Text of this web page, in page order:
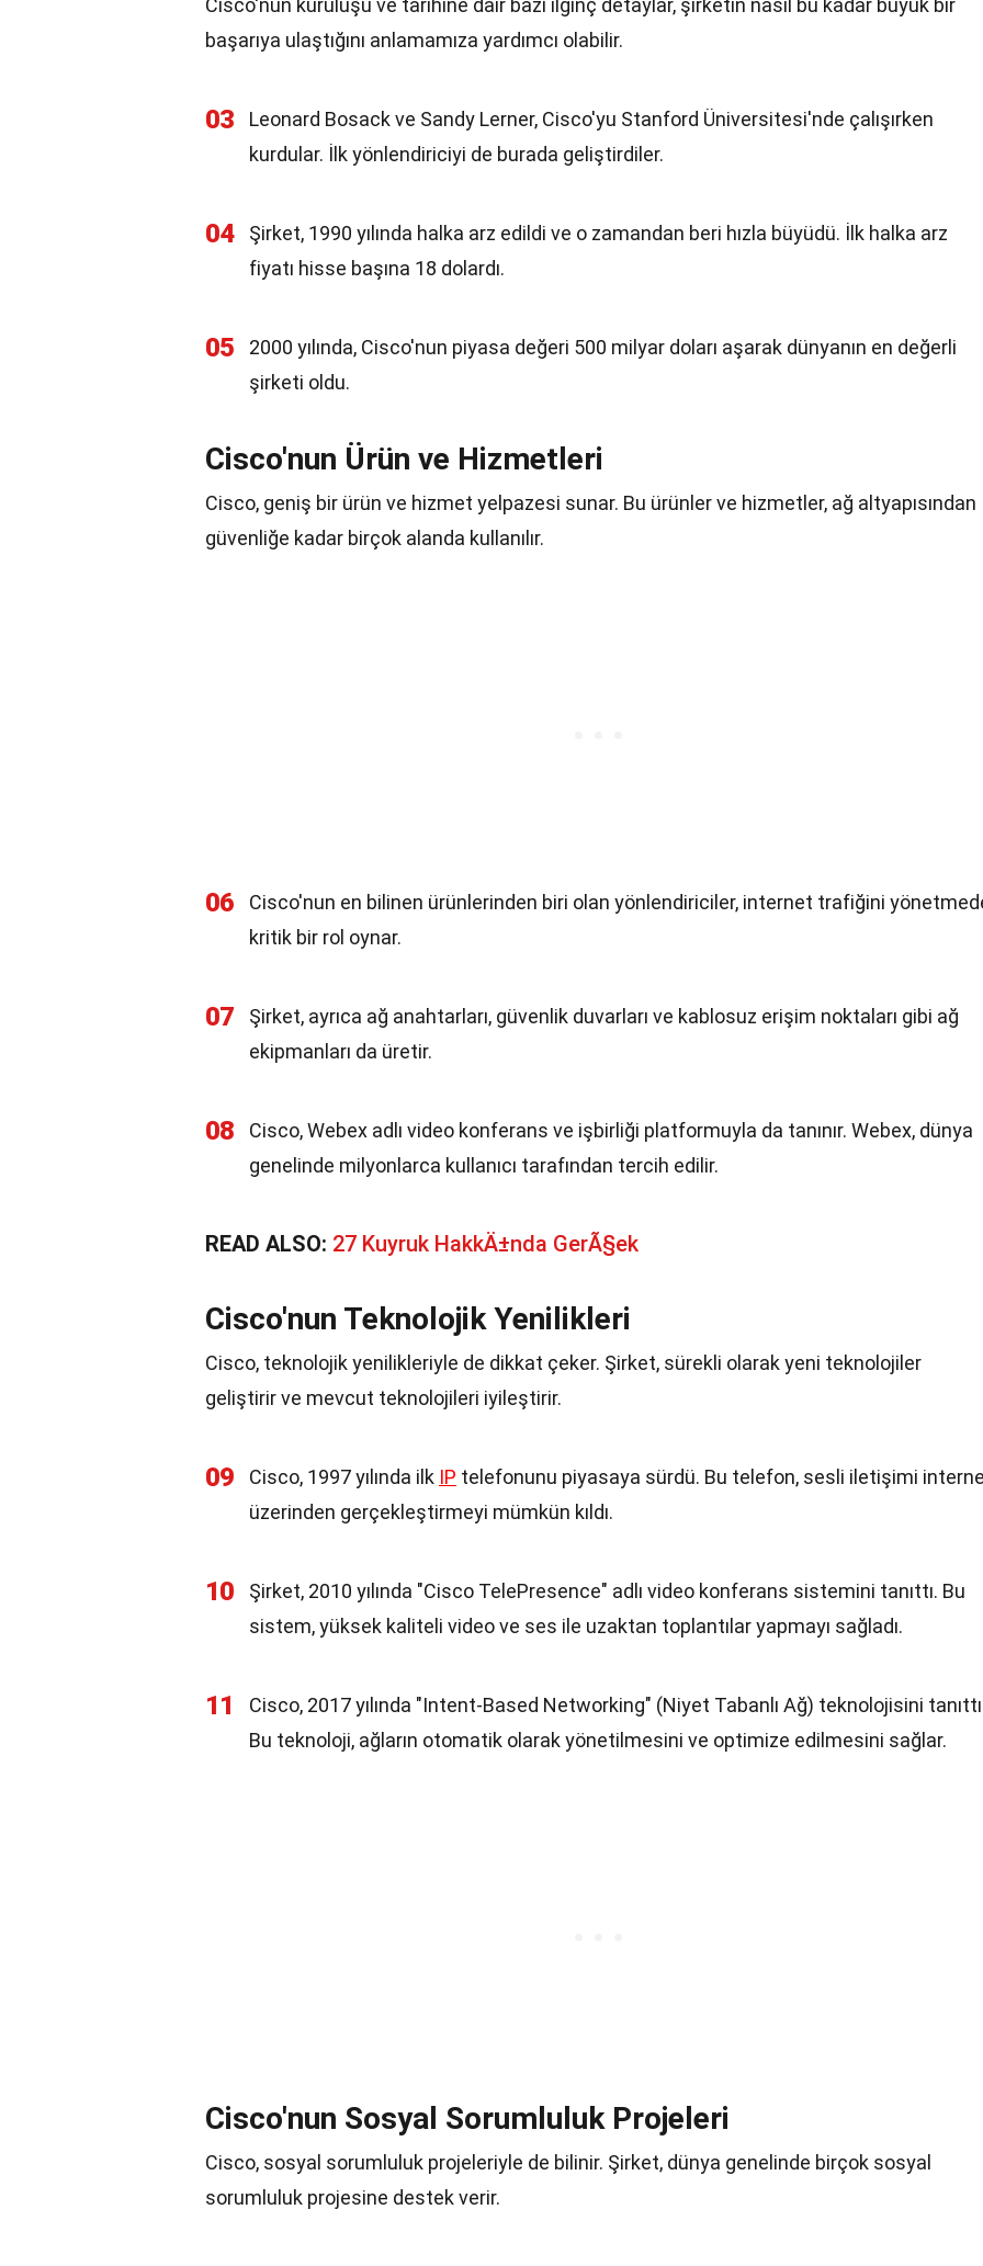
Cisco'nun kuruluşu ve tarihine dair bazı ilginç detaylar, şirketin nasıl bu kadar büyük bir
başarıya ulaştığını anlamamıza yardımcı olabilir.
03
Leonard Bosack ve Sandy Lerner, Cisco'yu Stanford Üniversitesi'nde çalışırken
kurdular. İlk yönlendiriciyi de burada geliştirdiler.
04
Şirket, 1990 yılında halka arz edildi ve o zamandan beri hızla büyüdü. İlk halka arz
fiyatı hisse başına 18 dolardı.
05
2000 yılında, Cisco'nun piyasa değeri 500 milyar doları aşarak dünyanın en değerli
şirketi oldu.
Cisco'nun Ürün ve Hizmetleri
Cisco, geniş bir ürün ve hizmet yelpazesi sunar. Bu ürünler ve hizmetler, ağ altyapısından
güvenliğe kadar birçok alanda kullanılır.
06
Cisco'nun en bilinen ürünlerinden biri olan yönlendiriciler, internet trafiğini
kritik bir rol oynar.
07
Şirket, ayrıca ağ anahtarları, güvenlik duvarları ve kablosuz erişim noktaları gibi ağ
ekipmanları da üretir.
08
Cisco, Webex adlı video konferans ve işbirliği platformuyla da tanınır. Webex, dünya
genelinde milyonlarca kullanıcı tarafından tercih edilir.
READ ALSO: 27 Kuyruk HakkÄ±nda GerÃ§ek
Cisco'nun Teknolojik Yenilikleri
Cisco, teknolojik yenilikleriyle de dikkat çeker. Şirket, sürekli olarak yeni teknolojiler
geliştirir ve mevcut teknolojileri iyileştirir.
09 Cisco, 1997 yılında ilk IP telefonunu piyasaya sürdü. Bu telefon, sesli iletişimi
üzerinden gerçekleştirmeyi mümkün kıldı.
10
Şirket, 2010 yılında "Cisco TelePresence" adlı video konferans sistemini tanıttı. Bu
sistem, yüksek kaliteli video ve ses ile uzaktan toplantılar yapmayı sağladı.
11
Cisco, 2017 yılında "Intent-Based Networking" (Niyet Tabanlı Ağ) teknolojisini
Bu teknoloji, ağların otomatik olarak yönetilmesini ve optimize edilmesini sağlar.
Cisco'nun Sosyal Sorumluluk Projeleri
Cisco, sosyal sorumluluk projeleriyle de bilinir. Şirket, dünya genelinde birçok sosyal
sorumluluk projesine destek verir.